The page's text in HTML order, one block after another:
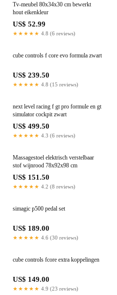
Tv-meubel 80x34x30 cm bewerkt
hout eikenkleur
US$ 52.99
★★★★★ 4.8 (6 reviews)
cube controls f core evo formula zwart
US$ 239.50
★★★★★ 4.8 (15 reviews)
next level racing f gt pro formule en gt
simulator cockpit zwart
US$ 499.50
★★★★★ 4.3 (6 reviews)
Massagestoel elektrisch verstelbaar
stof wijnrood 78x92x98 cm
US$ 151.50
★★★★★ 4.2 (8 reviews)
simagic p500 pedal set
US$ 189.00
★★★★★ 4.6 (30 reviews)
cube controls fcore extra koppelingen
US$ 149.00
★★★★★ 4.9 (23 reviews)